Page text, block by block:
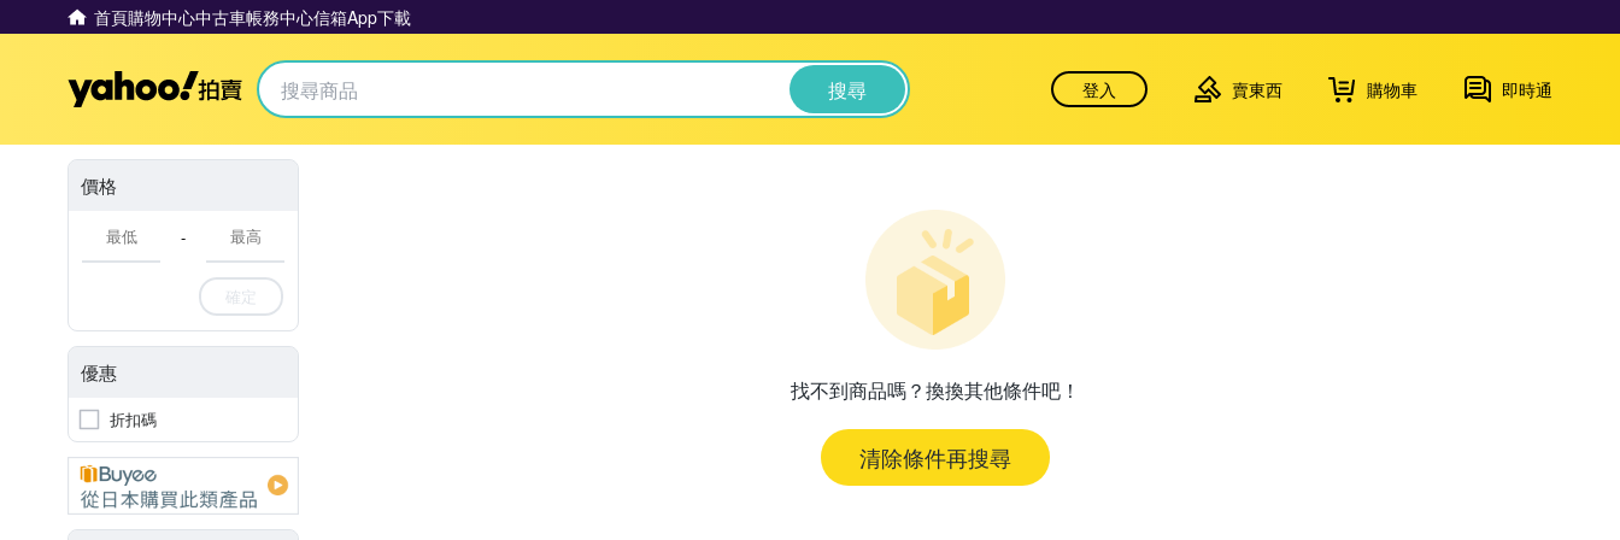
首頁購物中心中古車帳務中心信箱App下載
Yahoo拍賣 搜尋 登入 賣東西 購物車 即時通
價格
-
確定
優惠
折扣碼
找不到商品嗎？換換其他條件吧！
清除條件再搜尋